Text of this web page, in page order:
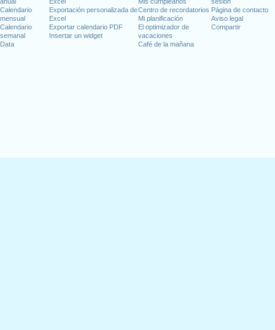
Calendario
mensual
Calendario
semanal
Data
Exportación personalizada de
Excel
Exportar calendario PDF
Insertar un widget
Centro de recordatorios
Mi planificación
El optimizador de
vacaciones
Café de la mañana
Página de contacto
Aviso legal
Compartir